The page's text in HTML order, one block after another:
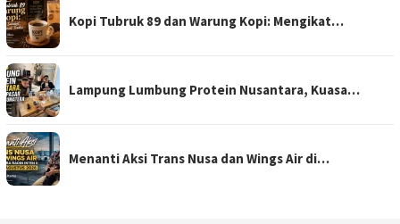
Kopi Tubruk 89 dan Warung Kopi: Mengikat…
Lampung Lumbung Protein Nusantara, Kuasa…
Menanti Aksi Trans Nusa dan Wings Air di…